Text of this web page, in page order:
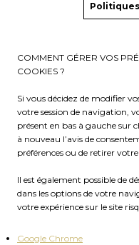
COMMENT GÉRER VOS
COOKIES ?
Si vous décidez de modifier
votre session de navigation,
présent en bas à gauche sur
à nouveau l’avis de
préférences ou de retirer
Il est également possible de
dans les options de votre
votre expérience sur le site
Google Chrome